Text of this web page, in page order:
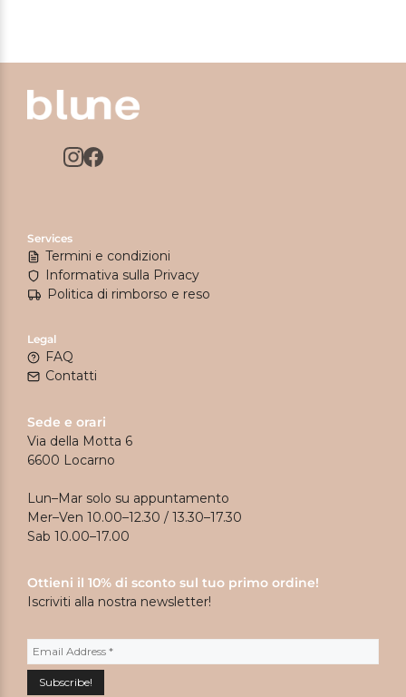
Services
Termini e condizioni
Informativa sulla Privacy
Politica di rimborso e reso
Legal
FAQ
Contatti
Sede e orari
Via della Motta 6
6600 Locarno
Lun–Mar solo su appuntamento
Mer–Ven 10.00–12.30 / 13.30–17.30
Sab 10.00–17.00
Ottieni il 10% di sconto sul tuo primo ordine!
Iscriviti alla nostra newsletter!